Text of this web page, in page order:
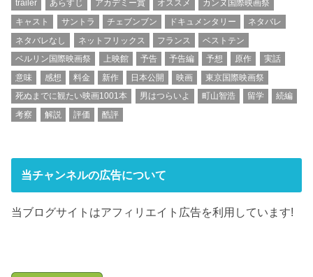
trailer
あらすじ アカデミー賞 オススメ
カンヌ国際映画祭
キャスト
サントラ チェブンブン ドキュメンタリー
ネタバレ
ネタバレなし
ネットフリックス フランス
ベストテン
ベルリン国際映画祭
上映館 予告 予告編 予想 原作
実話
意味
感想 料金 新作 日本公開 映画
東京国際映画祭
死ぬまでに観たい映画1001本
男はつらいよ 町山智浩 留学
続編
考察
解説 評価 酷評
当チャンネルの広告について
当ブログサイトはアフィリエイト広告を利用しています!